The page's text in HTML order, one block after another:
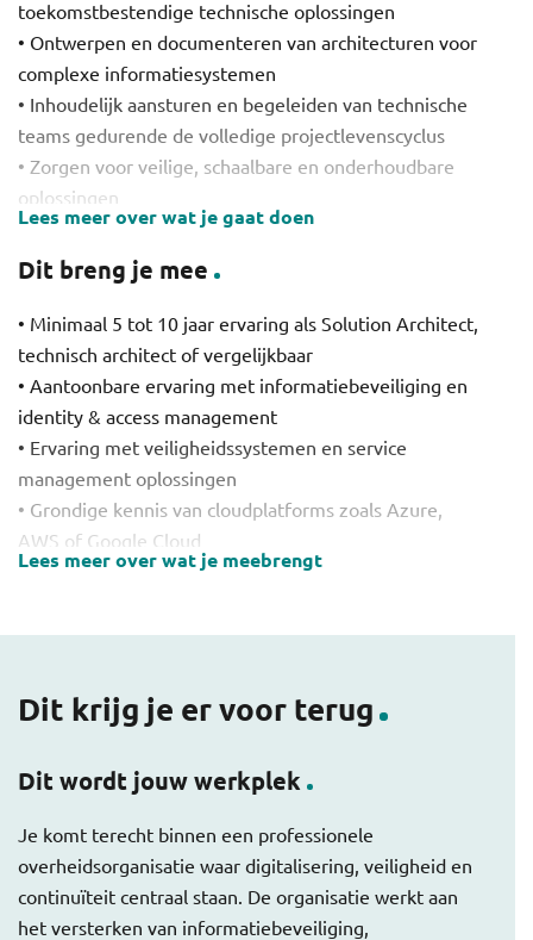
toekomstbestendige technische oplossingen
• Ontwerpen en documenteren van architecturen voor
complexe informatiesystemen
• Inhoudelijk aansturen en begeleiden van technische
teams gedurende de volledige projectlevenscyclus
• Zorgen voor veilige, schaalbare en onderhoudbare
oplossingen
• Proactief signaleren en mitigeren van risico’s binnen
architectuur en implementatie
• Adviseren over informatiebeveiliging, identity &
access management en veiligheidssystemen zoals
camera- en toegangsoplossingen
• Integreren van service management systemen
binnen bestaande IT-landschappen
Lees meer over wat je gaat doen
Dit breng je mee
• Minimaal 5 tot 10 jaar ervaring als Solution Architect,
technisch architect of vergelijkbaar
• Aantoonbare ervaring met informatiebeveiliging en
identity & access management
• Ervaring met veiligheidssystemen en service
management oplossingen
• Grondige kennis van cloudplatforms zoals Azure,
AWS of Google Cloud
• Ervaring met SaaS- en hybride implementaties
• Sterk analytisch en kritisch denkvermogen
en sturen
• Organisatiesensitief en vaardig in
• Zelfstandig, proactief en communicatief sterk
Lees meer over wat je meebrengt
Dit krijg je er voor terug
Dit wordt jouw werkplek
Je komt terecht binnen een professionele
overheidsorganisatie waar digitalisering, veiligheid en
continuïteit centraal staan. De organisatie werkt aan
het versterken van informatiebeveiliging,